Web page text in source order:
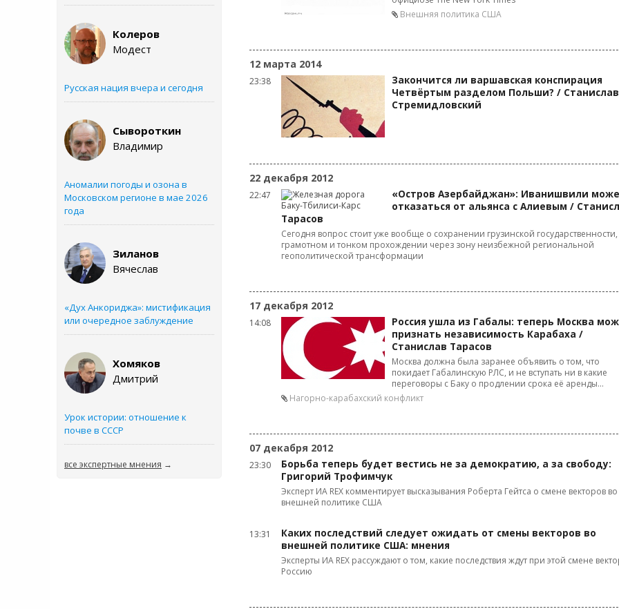
Колеров
Модест
Русская нация вчера и сегодня
Сывороткин
Владимир
Аномалии погоды и озона в
Московском регионе в мае 2026
года
Зиланов
Вячеслав
«Дух Анкориджа»: мистификация
или очередное заблуждение
Хомяков
Дмитрий
Урок истории: отношение к
почве в СССР
все экспертные мнения →
Внешняя политика США
12 марта 2014
23:38
Закончится ли варшавская конспирация
Четвёртым разделом Польши? / Станислав
Стремидловский
22 декабря 2012
22:47
«Остров Азербайджан»: Иванишвили
отказаться от альянса с Алиевым /
Тарасов
Сегодня вопрос стоит уже вообще о сохранении грузинской государственности,
грамотном и тонком прохождении через зону неизбежной региональной
геополитической трансформации
17 декабря 2012
14:08
Россия ушла из Габалы: теперь Москва
признать независимость Карабаха /
Станислав Тарасов
Москва должна была заранее объявить о том, что
покидает Габалинскую РЛС, и не вступать ни в какие
переговоры с Баку о продлении срока её аренды...
Нагорно-карабахский конфликт
07 декабря 2012
23:30
Борьба теперь будет вестись не за демократию, а за свободу:
Григорий Трофимчук
Эксперт ИА REX комментирует высказывания Роберта Гейтса о смене векторов во
внешней политике США
13:31
Каких последствий следует ожидать от смены векторов во
внешней политике США: мнения
Эксперты ИА REX рассуждают о том, какие последствия ждут при этой смене
Россию